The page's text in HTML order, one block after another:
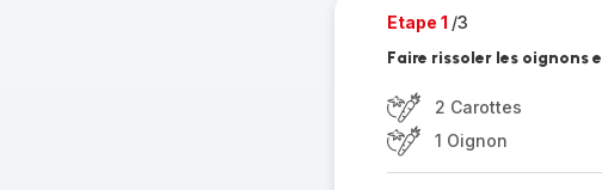
Etape 1 /3
Faire rissoler les oignons
2 Carottes
1 Oignon